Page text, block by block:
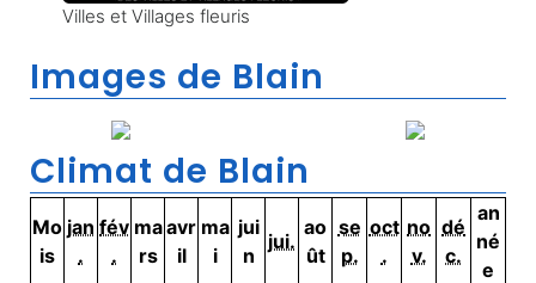
Villes et Villages fleuris
Images de Blain
Climat de Blain
Mo
is
jan
.
fév
.
ma
rs
avr
il
ma
i
jui
n
jui.
ao
ût
se
p.
oct
.
no
v.
dé
c.
an
né
e